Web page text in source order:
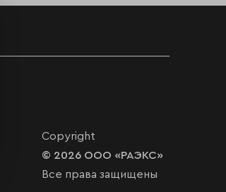
Copyright
© 2026 ООО «РАЭКС»
Все права защищены